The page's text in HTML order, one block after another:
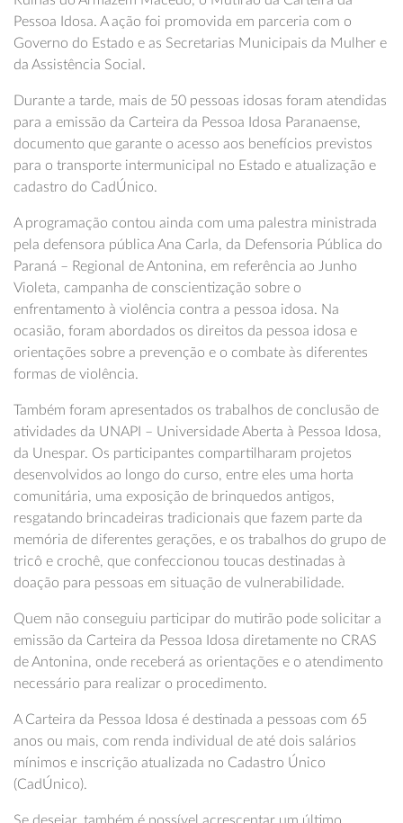
Pessoa Idosa. A ação foi promovida em parceria com o
Governo do Estado e as Secretarias Municipais da Mulher e
da Assistência Social.
Durante a tarde, mais de 50 pessoas idosas foram atendidas
para a emissão da Carteira da Pessoa Idosa Paranaense,
documento que garante o acesso aos benefícios previstos
para o transporte intermunicipal no Estado e atualização e
cadastro do CadÚnico.
A programação contou ainda com uma palestra ministrada
pela defensora pública Ana Carla, da Defensoria Pública do
Paraná – Regional de Antonina, em referência ao Junho
Violeta, campanha de conscientização sobre o
enfrentamento à violência contra a pessoa idosa. Na
ocasião, foram abordados os direitos da pessoa idosa e
orientações sobre a prevenção e o combate às diferentes
formas de violência.
Também foram apresentados os trabalhos de conclusão de
atividades da UNAPI – Universidade Aberta à Pessoa Idosa,
da Unespar. Os participantes compartilharam projetos
desenvolvidos ao longo do curso, entre eles uma horta
comunitária, uma exposição de brinquedos antigos,
resgatando brincadeiras tradicionais que fazem parte da
memória de diferentes gerações, e os trabalhos do grupo de
tricô e crochê, que confeccionou toucas destinadas à
doação para pessoas em situação de vulnerabilidade.
Quem não conseguiu participar do mutirão pode solicitar a
emissão da Carteira da Pessoa Idosa diretamente no CRAS
de Antonina, onde receberá as orientações e o atendimento
necessário para realizar o procedimento.
A Carteira da Pessoa Idosa é destinada a pessoas com 65
anos ou mais, com renda individual de até dois salários
mínimos e inscrição atualizada no Cadastro Único
(CadÚnico).